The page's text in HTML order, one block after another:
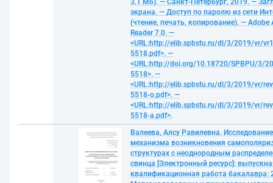
3,1 Мб). — Санкт-Петербург, 2019. —
экрана. — Доступ по паролю из сети
(чтение, печать, копирование). — Adobe
Reader 7.0. —
<URL:http://elib.spbstu.ru/dl/3/2019/vr/
5518.pdf>. —
<URL:http://doi.org/10.18720/SPBPU/3/
5518>. —
<URL:http://elib.spbstu.ru/dl/3/2019/vr/
5518-o.pdf>. —
<URL:http://elib.spbstu.ru/dl/3/2019/vr/
5518-a.pdf>.
Валеева, Алсу Равилевна. Исследование
механизма возникновения
структурах с неоднородным
свинца [Электронный ресурс]:
квалификационная работа бакалавра: